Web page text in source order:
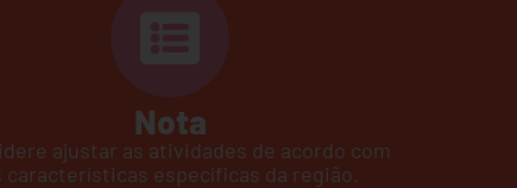
Nota
ajustar as atividades de acordo com
características específicas da região.